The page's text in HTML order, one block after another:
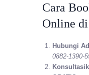
Cara
Online
Hubungi
0882-1390-